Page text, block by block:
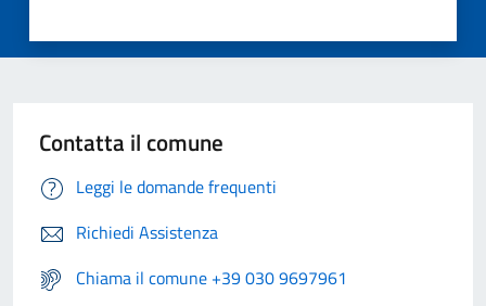
Contatta il comune
Leggi le domande frequenti
Richiedi Assistenza
Chiama il comune +39 030 9697961